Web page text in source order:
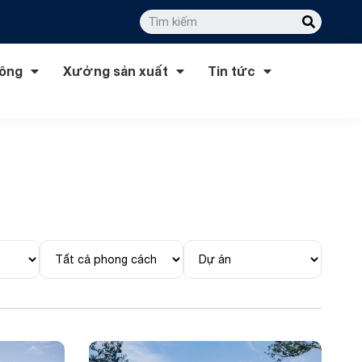
Xưởng sản xuất
Tin tức